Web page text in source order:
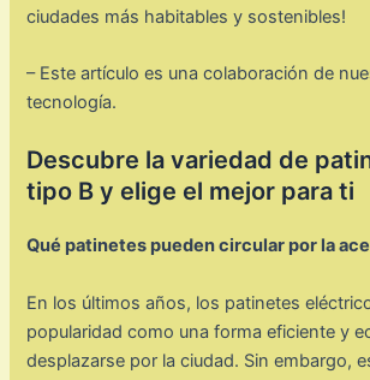
ciudades más habitables y sostenibles!
– Este artículo es una colaboración de
tecnología.
Descubre la variedad de
tipo B y elige el mejor para ti
Qué patinetes pueden circular por la
En los últimos años, los patinetes
popularidad como una forma eficiente y
desplazarse por la ciudad. Sin embargo,